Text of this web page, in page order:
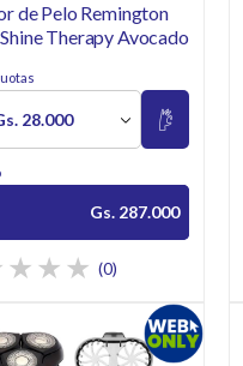
de Pelo Remington
Therapy Avocado
28.000
Gs. 287.000
(0)